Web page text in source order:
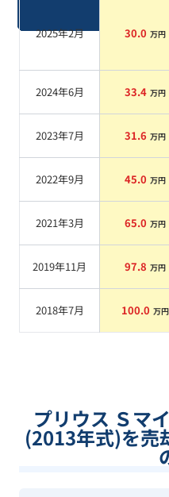
2025年2月 30.0 万円
2024年6月 33.4 万円
2023年7月 31.6 万円
2022年9月 45.0 万円
2021年3月 65.0 万円
2019年11月 97.8 万円
2018年7月 100.0 万円
プリウス Ｓマ
(2013年式)を売